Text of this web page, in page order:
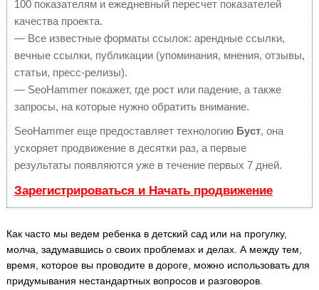
100 показателям и ежедневный пересчет показателей
качества проекта.
— Все известные форматы ссылок: арендные ссылки,
вечные ссылки, публикации (упоминания, мнения, отзывы,
статьи, пресс-релизы).
— SeoHammer покажет, где рост или падение, а также
запросы, на которые нужно обратить внимание.
SeoHammer еще предоставляет технологию Буст, она
ускоряет продвижение в десятки раз, а первые
результаты появляются уже в течение первых 7 дней.
Зарегистрироваться и Начать продвижение
Как часто мы ведем ребенка в детский сад или на прогулку,
молча, задумавшись о своих проблемах и делах. А между тем,
время, которое вы проводите в дороге, можно использовать для
придумывания нестандартных вопросов и разговоров.